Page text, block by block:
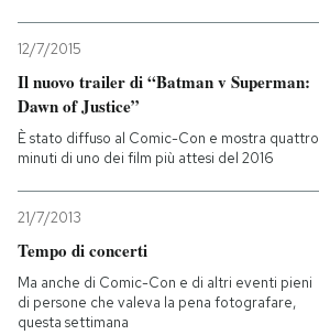
12/7/2015
Il nuovo trailer di “Batman v Superman:
Dawn of Justice”
È stato diffuso al Comic-Con e mostra quattro
minuti di uno dei film più attesi del 2016
21/7/2013
Tempo di concerti
Ma anche di Comic-Con e di altri eventi pieni
di persone che valeva la pena fotografare,
questa settimana